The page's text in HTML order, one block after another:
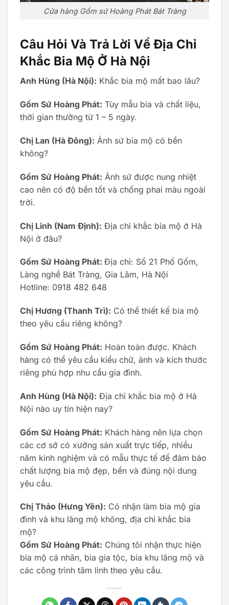
Cửa hàng Gốm sứ Hoàng Phát Bát Tràng
Câu Hỏi Và Trả Lời Về Địa Chỉ
Khắc Bia Mộ Ở Hà Nội
Anh Hùng (Hà Nội): Khắc bia mộ mất bao lâu?
Gốm Sứ Hoàng Phát: Tùy mẫu bia và chất liệu,
thời gian thường từ 1 – 5 ngày.
Chị Lan (Hà Đông): Ảnh sứ bia mộ có bền
không?
Gốm Sứ Hoàng Phát: Ảnh sứ được nung nhiệt
cao nên có độ bền tốt và chống phai màu ngoài
trời.
Chị Linh (Nam Định): Địa chỉ khắc bia mộ ở Hà
Nội ở đâu?
Gốm Sứ Hoàng Phát: Địa chỉ: Số 21 Phố Gốm,
Làng nghề Bát Tràng, Gia Lâm, Hà Nội
Hotline: 0918 482 648
Chị Hương (Thanh Trì): Có thể thiết kế bia mộ
theo yêu cầu riêng không?
Gốm Sứ Hoàng Phát: Hoàn toàn được. Khách
hàng có thể yêu cầu kiểu chữ, ảnh và kích thước
riêng phù hợp nhu cầu gia đình.
Anh Hùng (Hà Nội): Địa chỉ khắc bia mộ ở Hà
Nội nào uy tín hiện nay?
Gốm Sứ Hoàng Phát: Khách hàng nên lựa chọn
các cơ sở có xưởng sản xuất trực tiếp, nhiều
năm kinh nghiệm và có mẫu thực tế để đảm bảo
chất lượng bia mộ đẹp, bền và đúng nội dung
yêu cầu.
Chị Thảo (Hưng Yên): Có nhận làm bia mộ gia
đình và khu lăng mộ không, địa chỉ khắc bia
mộ?
Gốm Sứ Hoàng Phát: Chúng tôi nhận thực hiện
bia mộ cá nhân, bia gia tộc, bia khu lăng mộ và
các công trình tâm linh theo yêu cầu.